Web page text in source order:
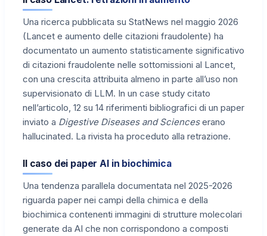
Una ricerca pubblicata su StatNews nel maggio 2026
(Lancet e aumento delle citazioni fraudolente) ha
documentato un aumento statisticamente significativo
di citazioni fraudolente nelle sottomissioni al Lancet,
con una crescita attribuita almeno in parte all’uso non
supervisionato di LLM. In un case study citato
nell’articolo, 12 su 14 riferimenti bibliografici di un paper
inviato a Digestive Diseases and Scienceserano
hallucinated. La rivista ha proceduto alla retrazione.
Il caso dei paper AI in biochimica
Una tendenza parallela documentata nel 2025-2026
riguarda paper nei campi della chimica e della
biochimica contenenti immagini di strutture molecolari
generate da AI che non corrispondono a composti